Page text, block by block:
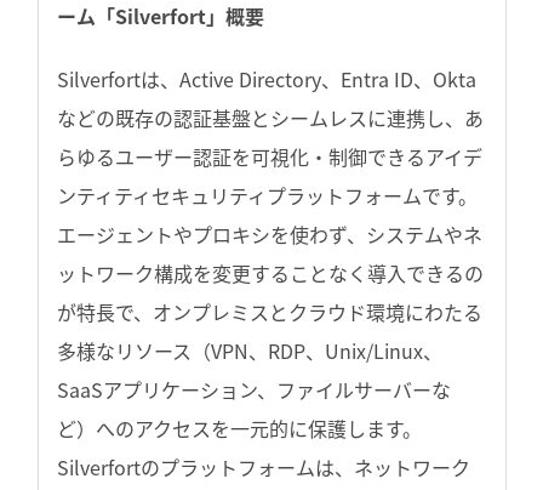
ーム「Silverfort」概要
Silverfortは、Active Directory、Entra ID、Okta
などの既存の認証基盤とシームレスに連携し、あ
らゆるユーザー認証を可視化・制御できるアイデ
ンティティセキュリティプラットフォームです。
エージェントやプロキシを使わず、システムやネ
ットワーク構成を変更することなく導入できるの
が特長で、オンプレミスとクラウド環境にわたる
多様なリソース（VPN、RDP、Unix/Linux、
SaaSアプリケーション、ファイルサーバーな
ど）へのアクセスを一元的に保護します。
Silverfortのプラットフォームは、ネットワーク